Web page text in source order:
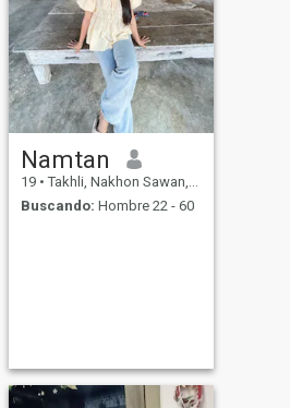
Namtan
19 • Takhli, Nakhon Sawan, Tailandia
Buscando: Hombre 22 - 60